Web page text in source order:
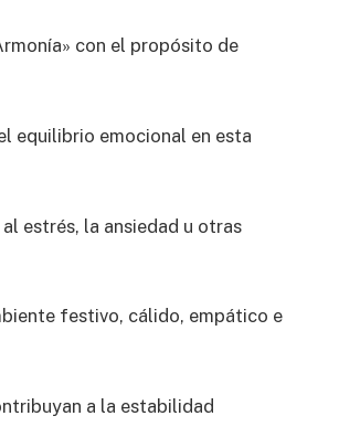
con el propósito de
equilibrio emocional en esta
estrés, la ansiedad u otras
festivo, cálido, empático e
a la estabilidad